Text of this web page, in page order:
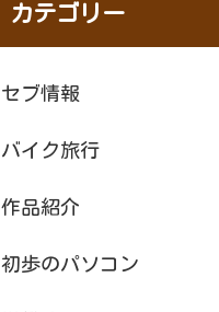
カテゴリー
セブ情報
バイク旅行
作品紹介
初歩のパソコン